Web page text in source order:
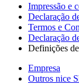
Impressão e
Declaração
Termos e
Declaração
Definições
Empresa
Outros nice